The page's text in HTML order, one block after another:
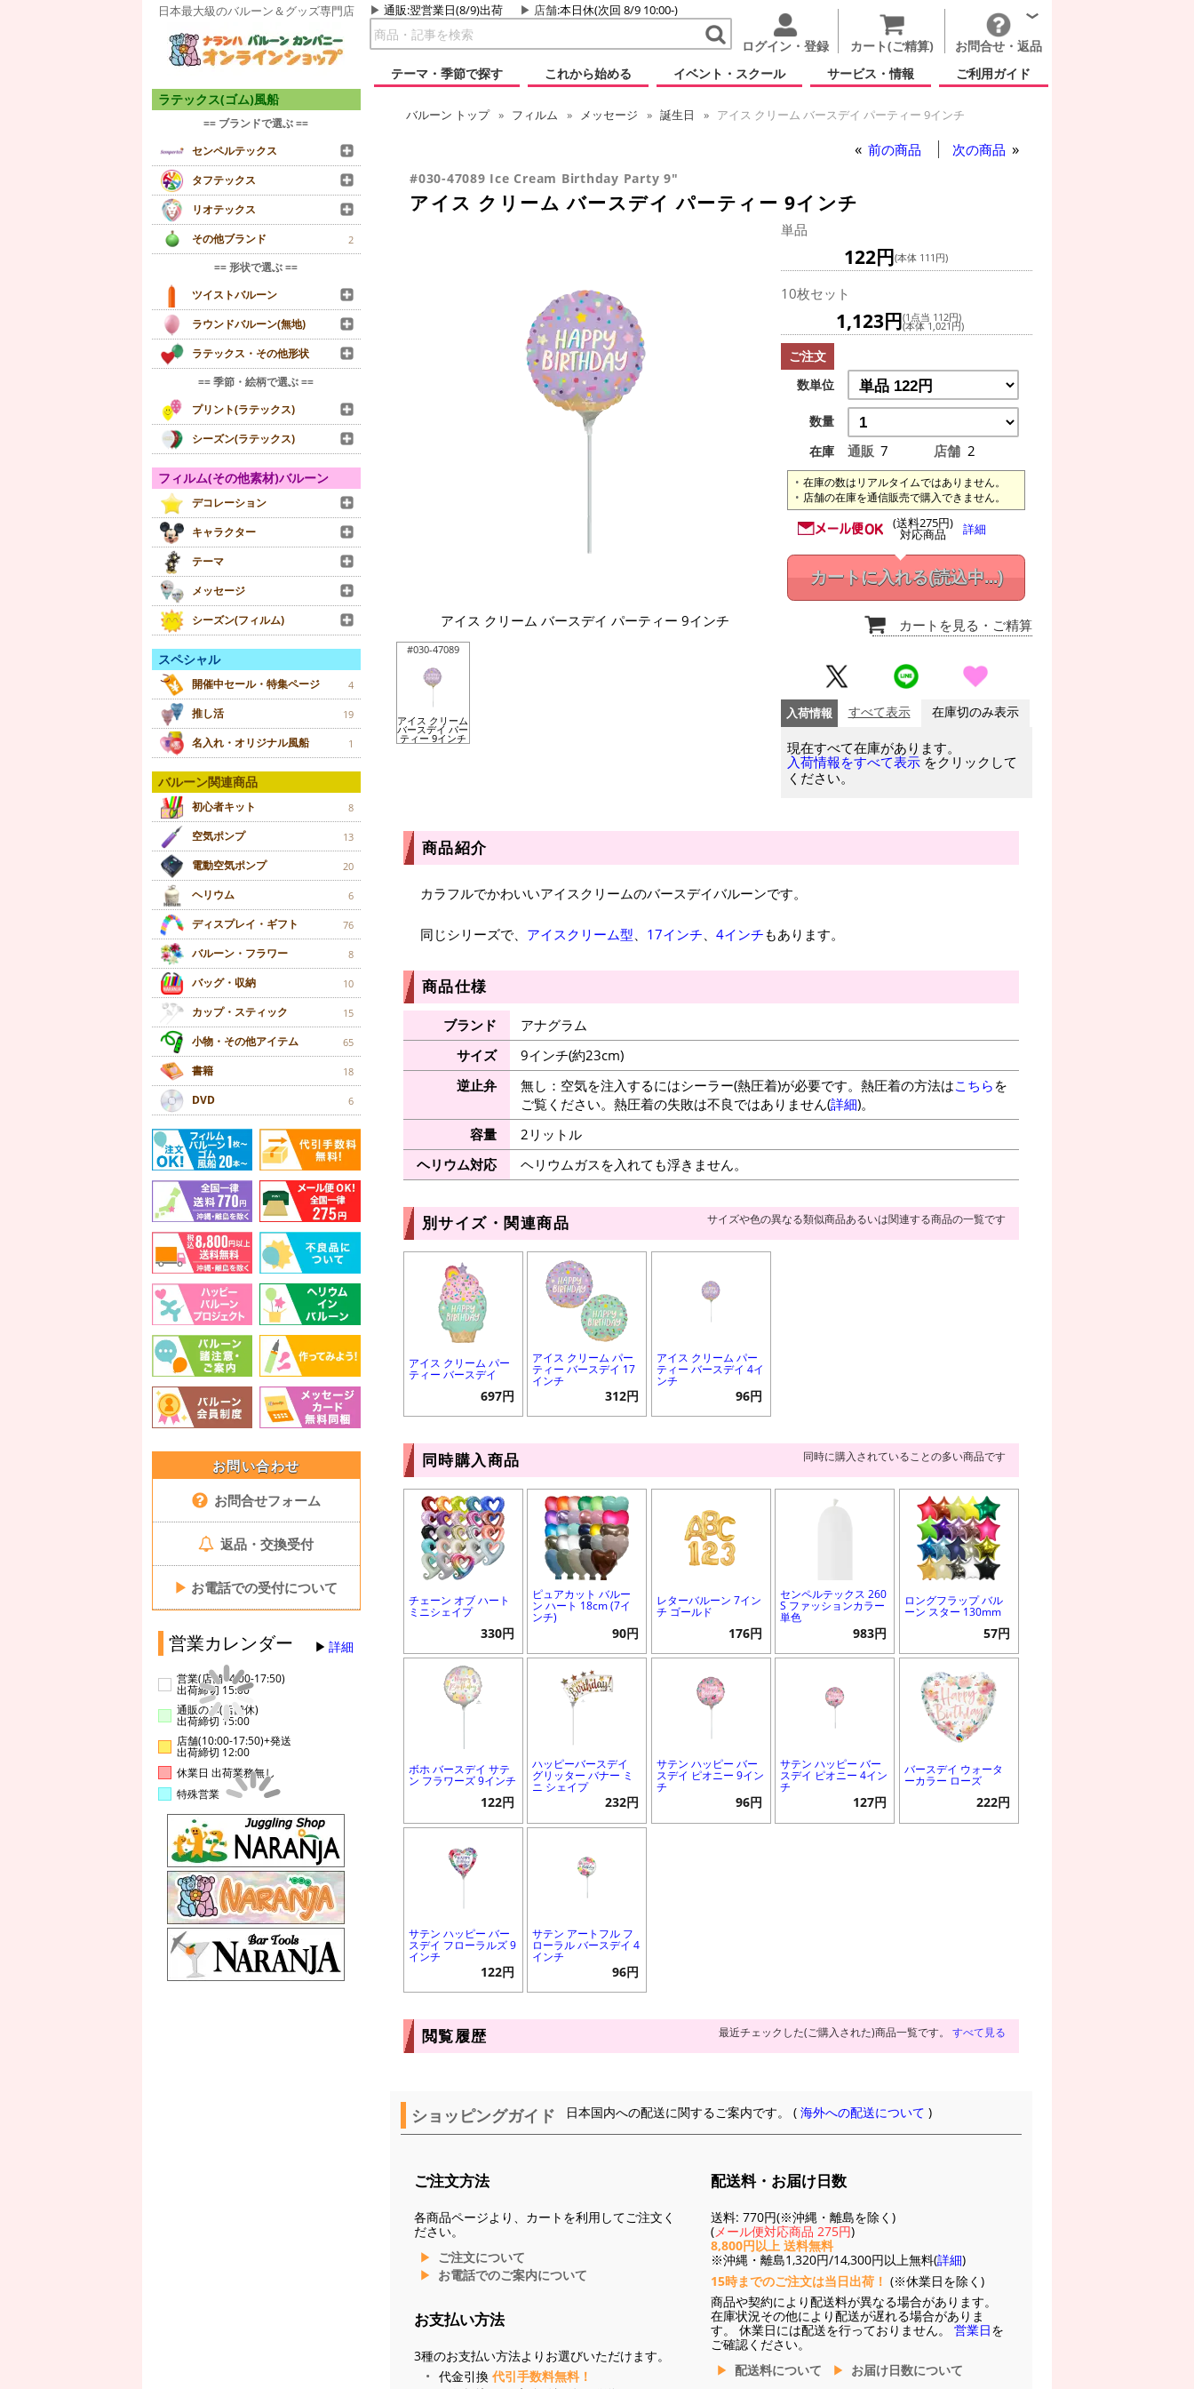
日本最大級のバルーン＆グッズ専門店 通販:翌営業日(8/9)出荷 店舗:本日休(次回 8/9 10:00-)
ログイン・登録 カート(ご精算)
お問合せ・返品
テーマ・季節で探す
これから始める イベント・スクール サービス・情報 ご利用ガイド
ラテックス(ゴム)風船
== ブランドで選ぶ ==
センペルテックス
タフテックス
リオテックス
その他ブランド
2
== 形状で選ぶ ==
ツイストバルーン
ラウンドバルーン(無地)
ラテックス・その他形状
== 季節・絵柄で選ぶ ==
プリント(ラテックス)
シーズン(ラテックス)
フィルム(その他素材)バルーン
デコレーション
キャラクター
テーマ
メッセージ
シーズン(フィルム)
スペシャル
開催中セール・特集ページ 4
推し活 19
名入れ・オリジナル風船 1
バルーン関連商品
初心者キット 8
空気ポンプ 13
電動空気ポンプ 20
ヘリウム 6
ディスプレイ・ギフト 76
バルーン・フラワー 8
バッグ・収納 10
カップ・スティック 15
小物・その他アイテム 65
書籍 18
DVD 6
お問い合わせ
お問合せフォーム
返品・交換受付
▶ お電話での受付について
営業カレンダー 詳細
営業(店舗14:00-17:50)
出荷締切 15:00
通販のみ(店舗休)
出荷締切 15:00
店舗(10:00-17:50)+発送
出荷締切 12:00
休業日 出荷業務無し
特殊営業
バルーン トップ フィルム メッセージ 誕生日 アイス クリーム バースデイ パーティー 9インチ
前の商品 次の商品
#030-47089 Ice Cream Birthday Party 9"
アイス クリーム バースデイ パーティー 9インチ
アイス クリーム バースデイ パーティー 9インチ
#030-47089
アイス クリーム
バースデイ パー
ティー 9インチ
単品
122円(本体 111円)
10枚セット
1,123円(1点当 112円)
(本体 1,021円)
ご注文
数単位
数量
在庫
通販 7 店舗 2
在庫の数はリアルタイムではありません。
店舗の在庫を通信販売で購入できません。
(送料275円)
対応商品 詳細
カートに入れる(読込中...)
カートを見る ・ご精算
入荷情報 すべて表示 在庫切のみ表示
現在すべて在庫があります。
入荷情報をすべて表示 をクリックして
ください。
商品紹介
カラフルでかわいいアイスクリームのバースデイバルーンです。
同じシリーズで、 アイスクリーム型 17インチ 4インチもあります。
商品仕様
ブランド
アナグラム
サイズ
9インチ(約23cm)
逆止弁
無し：空気を注入するにはシーラー(熱圧着)が必要です。熱圧着の方法はこちら を
ご覧ください。熱圧着の失敗は不良ではありません(詳細)。
容量
2リットル
ヘリウム対応
ヘリウムガスを入れても浮きません。
別サイズ・関連商品 サイズや色の異なる類似商品あるいは関連する商品の一覧です
アイス クリーム パー
ティー バースデイ
697円
アイス クリーム パー
ティー バースデイ 17
インチ
312円
アイス クリーム パー
ティー バースデイ 4イ
ンチ
96円
同時購入商品 同時に購入されていることの多い商品です
チェーン オブ ハート
ミニシェイプ
330円
ピュアカット バルー
ン ハート 18cm (7イ
ンチ)
90円
レターバルーン 7イン
チ ゴールド
176円
センペルテックス 260
S ファッションカラー
単色
983円
ロングフラップ バル
ーン スター 130mm
57円
ボホ バースデイ サテ
ン フラワーズ 9インチ
122円
ハッピーバースデイ
グリッター バナー ミ
ニ シェイプ
232円
サテン ハッピー バー
スデイ ピオニー 9イン
チ
96円
サテン ハッピー バー
スデイ ピオニー 4イン
チ
127円
バースデイ ウォータ
ーカラー ローズ
222円
サテン ハッピー バー
スデイ フローラルズ 9
インチ
122円
サテン アートフル フ
ローラル バースデイ 4
インチ
96円
閲覧履歴 最近チェックした(ご購入された)商品一覧です。 すべて見る
ショッピングガイド 日本国内への配送に関するご案内です。 (海外への配送について )
ご注文方法
各商品ページより、カートを利用してご注文く
ださい。
ご注文について
お電話でのご案内について
お支払い方法
3種のお支払い方法よりお選びいただけます。
代金引換 代引手数料無料！
配送料・お届け日数
送料: 770円(※沖縄・離島を除く)
(メール便対応商品 275円)
8,800円以上 送料無料
※沖縄・離島1,320円/14,300円以上無料(詳細)
15時までのご注文は当日出荷！ (※休業日を除く)
商品や契約により配送料が異なる場合があります。
在庫状況その他により配送が遅れる場合がありま
す。 休業日には配送を行っておりません。 営業日を
ご確認ください。
配送料について
お届け日数について